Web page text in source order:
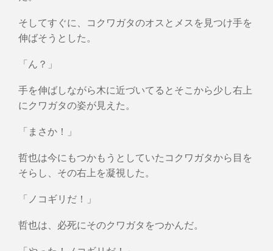
そしてすぐに、コクワガタのオスとメスを見つけ手を
伸ばそうとした。
「ん？」
手を伸ばしながら木に近づいてるとそこから少し右上
にクワガタの姿が見えた。
「まさか！」
哲也は今にもつかもうとしていたコクワガタから目を
そらし、その右上を凝視した。
「ノコギリだ！」
哲也は、必死にそのクワガタをつかんだ。